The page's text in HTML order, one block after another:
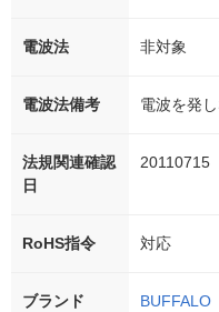
電波法 非対象
電波法備考 電波を発
法規関連確認
日
20110715
RoHS指令 対応
ブランド BUFFALO